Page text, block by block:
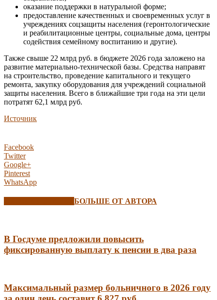
оказание поддержки в натуральной форме;
предоставление качественных и своевременных услуг в
учреждениях соцзащиты населения (геронтологические
и реабилитационные центры, социальные дома, центры
содействия семейному воспитанию и другие).
Также свыше 22 млрд руб. в бюджете 2026 года заложено на
развитие материально-технической базы. Средства направят
на строительство, проведение капитального и текущего
ремонта, закупку оборудования для учреждений социальной
защиты населения. Всего в ближайшие три года на эти цели
потратят 62,1 млрд руб.
Источник
Facebook
Twitter
Google+
Pinterest
WhatsApp
БОЛЬШЕ ОТ АВТОРА
В Госдуме предложили повысить
фиксированную выплату к пенсии в два раза
Максимальный размер больничного в 2026 году